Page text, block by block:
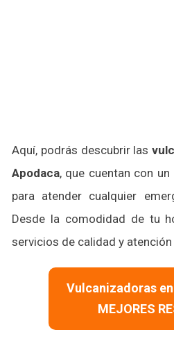
Aquí, podrás descubrir las
Apodaca, que cuentan con
para atender cualquier
Desde la comodidad de tu
servicios de calidad y
Vulcanizadoras
MEJORES